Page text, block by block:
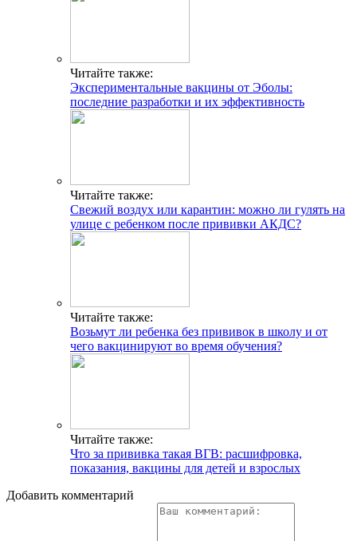
Читайте также:
Экспериментальные вакцины от Эболы:
последние разработки и их эффективность
Читайте также:
Свежий воздух или карантин: можно ли гулять на
улице с ребенком после прививки АКДС?
Читайте также:
Возьмут ли ребенка без прививок в школу и от
чего вакцинируют во время обучения?
Читайте также:
Что за прививка такая ВГВ: расшифровка,
показания, вакцины для детей и взрослых
Добавить комментарий